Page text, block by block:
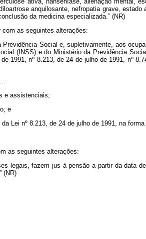
anquilosante, nefropatia grave,
da medicina especializada.” (NR)
com as seguintes alterações:
Social e, supletivamente, aos
(INSS) e do Ministério da Previdência
1991, nº 8.213, de 24 de julho de 1991, nº
e assistenciais;
e
Lei nº 8.213, de 24 de julho de 1991, na
as seguintes alterações:
legais, fazem jus à pensão a partir da data
(NR)